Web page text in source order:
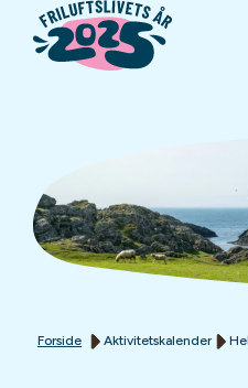
Forside Aktivitetskalender